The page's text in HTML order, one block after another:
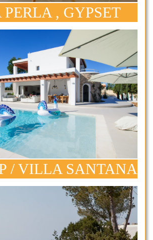
PERLA , GYPSET
/ VILLA SANTANA